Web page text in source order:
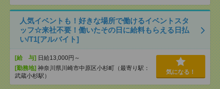
人気イベントも！好きな場所で働けるイベントスタ
ッフ☆来社不要！働いたその日に給料もらえる日払
い/T1[アルバイト]
[給 与] 日給13,000円～
[勤務地] 神奈川県川崎市中原区小杉町（最寄り駅：
武蔵小杉駅）
気になる！